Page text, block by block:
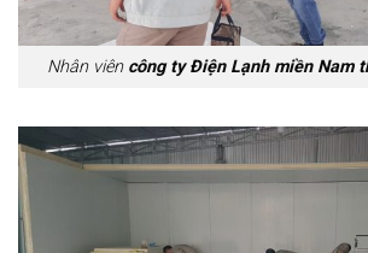
Nhân viên công ty Điện Lạnh miền Nam